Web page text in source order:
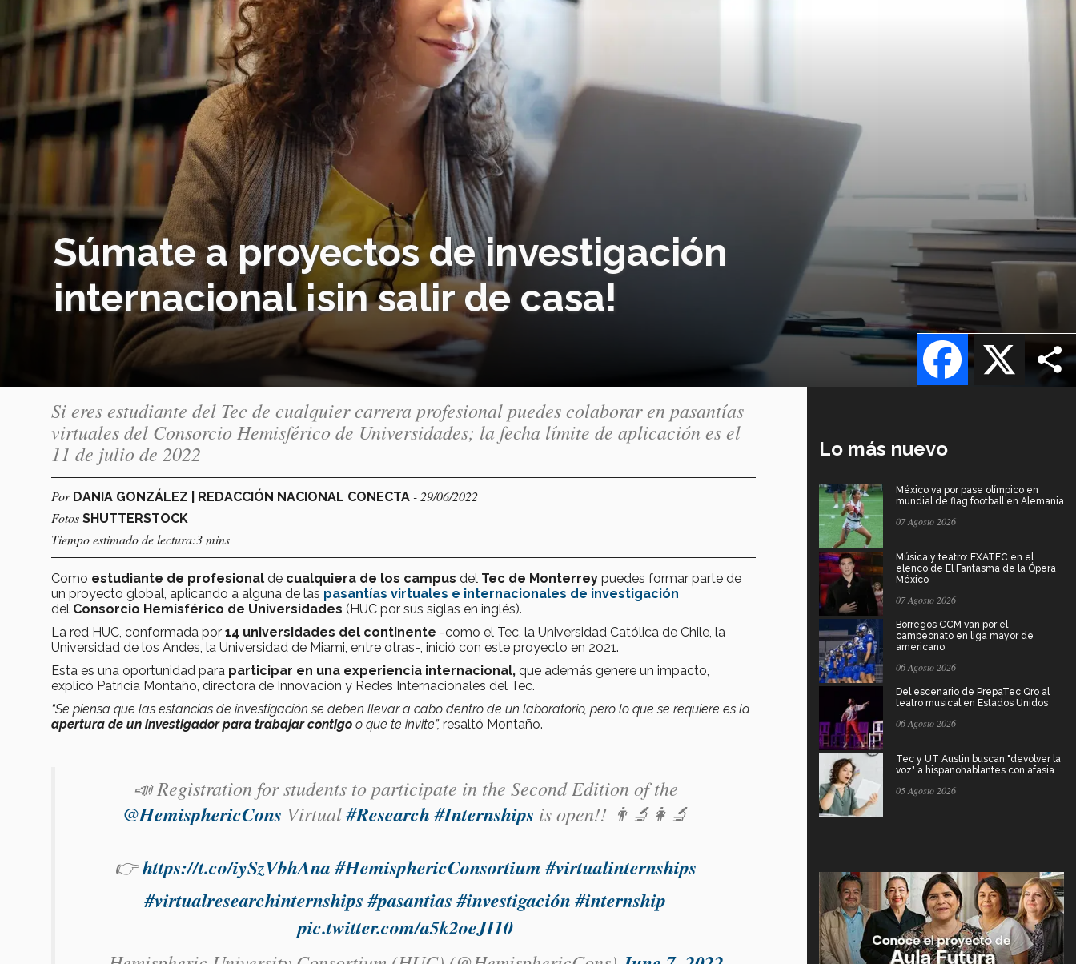
Súmate a proyectos de investigación
internacional ¡sin salir de casa!
X
Facebook
Si eres estudiante del Tec de cualquier carrera profesional puedes colaborar en pasantías
virtuales del Consorcio Hemisférico de Universidades; la fecha límite de aplicación es el
11 de julio de 2022
Por DANIA GONZÁLEZ | REDACCIÓN NACIONAL CONECTA - 29/06/2022
Fotos SHUTTERSTOCK
Tiempo estimado de lectura:3 mins
Como estudiante de profesional de cualquiera de los campus del Tec de Monterrey puedes formar parte de
un proyecto global, aplicando a alguna de las pasantías virtuales e internacionales de investigación
del Consorcio Hemisférico de Universidades (HUC por sus siglas en inglés).
La red HUC, conformada por 14 universidades del continente -como el Tec, la Universidad Católica de Chile, la
Universidad de los Andes, la Universidad de Miami, entre otras-, inició con este proyecto en 2021.
Esta es una oportunidad para participar en una experiencia internacional, que además genere un impacto,
explicó Patricia Montaño, directora de Innovación y Redes Internacionales del Tec.
“Se piensa que las estancias de investigación se deben llevar a cabo dentro de un laboratorio, pero lo que se requiere es la
apertura de un investigador para trabajar contigo o que te invite”, resaltó Montaño.
📣 Registration for students to participate in the Second Edition of the
@HemisphericCons Virtual#Research#Internships is open!! 👨‍🔬👩‍🔬
👉https://t.co/iySzVbhAna #HemisphericConsortium #virtualinternships
#virtualresearchinternships #pasantias #investigación #internship
pic.twitter.com/a5k2oeJI10
Lo más nuevo
México va por pase olímpico en
mundial de flag football en Alemania
07 Agosto 2026
Música y teatro: EXATEC en el
elenco de El Fantasma de la Ópera
México
07 Agosto 2026
Borregos CCM van por el
campeonato en liga mayor de
americano
06 Agosto 2026
Del escenario de PrepaTec Qro al
teatro musical en Estados Unidos
06 Agosto 2026
Tec y UT Austin buscan "devolver la
voz" a hispanohablantes con afasia
05 Agosto 2026